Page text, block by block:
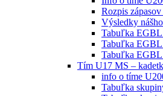
Rozpis
Výsledky
Tabuľka EGBL
Tabuľka EGBL
Tabuľka EGBL
Tím U17 MS –
info o tíme
Tabuľka